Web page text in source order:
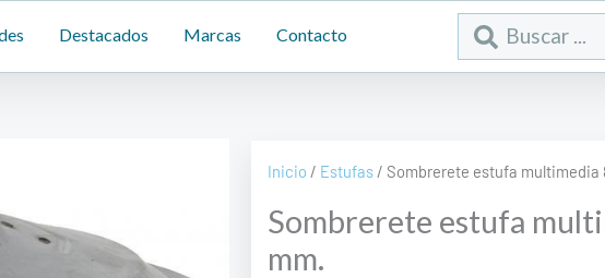
Destacados Marcas Contacto
Search
...
Inicio / Estufas/ Sombrerete estufa multimedia
Sombrerete estufa
mm.